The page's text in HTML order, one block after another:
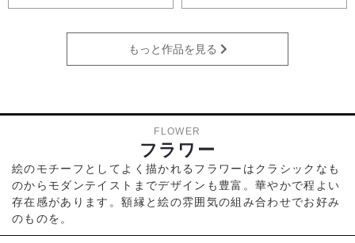
もっと作品を見る
FLOWER
フラワー
絵のモチーフとしてよく描かれるフラワーはクラシックなも
のからモダンテイストまでデザインも豊富。華やかで程よい
存在感があります。額縁と絵の雰囲気の組み合わせでお好み
のものを。